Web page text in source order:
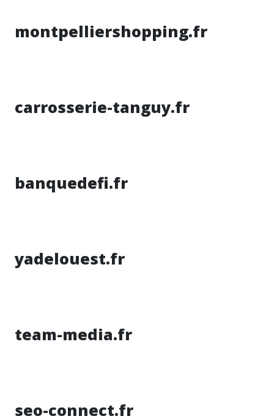
montpelliershopping.fr
carrosserie-tanguy.fr
banquedefi.fr
yadelouest.fr
team-media.fr
seo-connect.fr